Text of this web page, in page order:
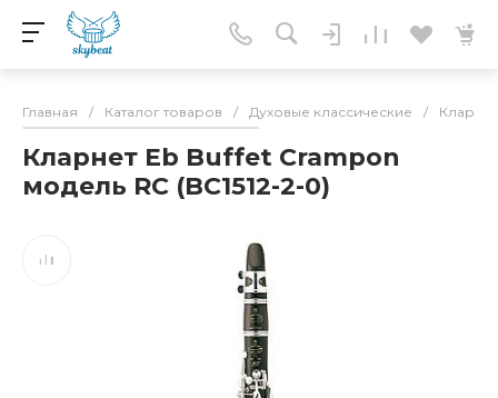
Главная / Каталог товаров / Духовые классические /
Кларнет Еb Buffet Crampon
модель RС (BC1512-2-0)